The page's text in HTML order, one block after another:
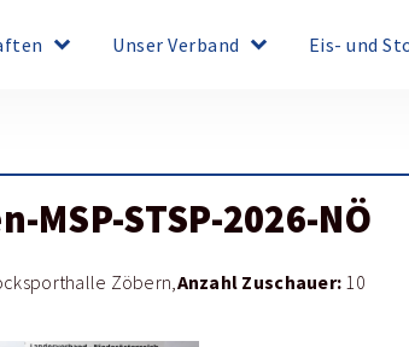
keyboard_arrow_down Unser Verband keyboard_arrow_down Eis- und
MSP-STSP-2026-NÖ
Zöbern,Anzahl Zuschauer: 10